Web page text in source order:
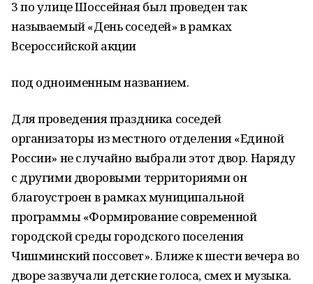
3 по улице Шоссейная был проведен так
называемый «День соседей» в рамках
Всероссийской акции
под одноименным названием.
Для проведения праздника соседей
организаторы из местного отделения «Единой
России» не случайно выбрали этот двор. Наряду
с другими дворовыми территориями он
благоустроен в рамках муниципальной
программы «Формирование современной
городской среды городского поселения
Чишминский поссовет». Ближе к шести вечера во
дворе зазвучали детские голоса, смех и музыка.